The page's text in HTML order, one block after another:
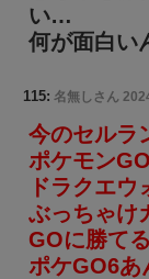
い…
何が面白い
115: 名無しさん
今のセルラ
ポケモン
ドラクエ
ぶっちゃけ
GOに勝て
ポケGO6あ